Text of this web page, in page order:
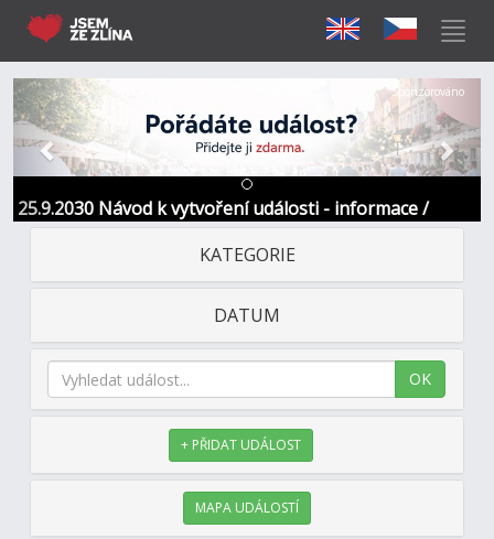
25.9.2030 Návod k vytvoření události - informace /
kontakt
Předchozí Další
Sponzorováno
KATEGORIE
DATUM
OK
+ PŘIDAT UDÁLOST
MAPA UDÁLOSTÍ